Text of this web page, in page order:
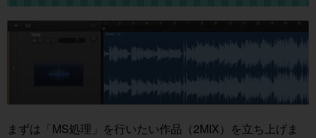
まずは「MS処理」を行いたい作品（2MIX）を立ち上げま